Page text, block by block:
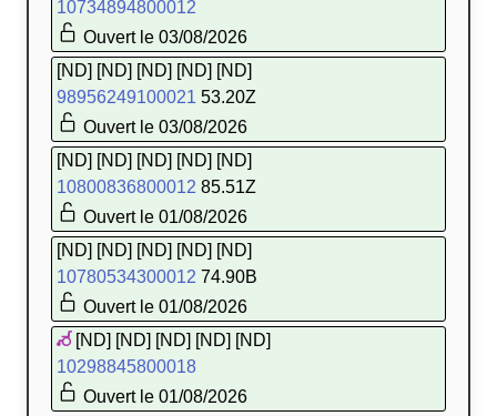
10734894800012
Ouvert le 03/08/2026
[ND] [ND] [ND] [ND] [ND]
98956249100021 53.20Z
Ouvert le 03/08/2026
[ND] [ND] [ND] [ND] [ND]
10800836800012 85.51Z
Ouvert le 01/08/2026
[ND] [ND] [ND] [ND] [ND]
10780534300012 74.90B
Ouvert le 01/08/2026
[ND] [ND] [ND] [ND] [ND]
10298845800018
Ouvert le 01/08/2026